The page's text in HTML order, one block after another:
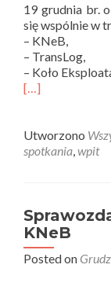
19 grudnia br.
się wspólnie w
– KNeB,
– TransLog,
– Koło
[…]
Utworzono
spotkania,wpit
KNeB
Posted on